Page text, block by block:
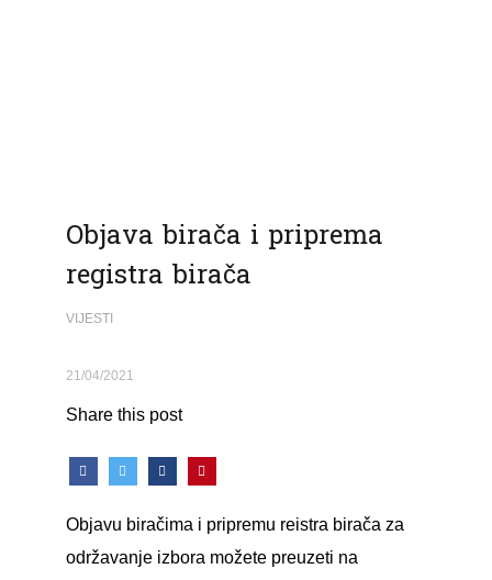
Objava birača i priprema
registra birača
VIJESTI
21/04/2021
Share this post
Objavu biračima i pripremu reistra birača za
održavanje izbora možete preuzeti na